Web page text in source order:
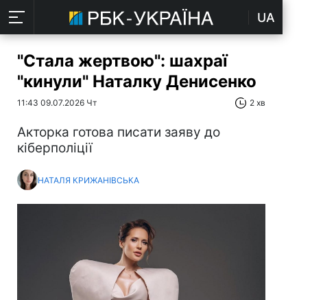
UA
"Стала жертвою": шахраї
"кинули" Наталку Денисенко
11:43 09.07.2026 Чт 2 хв
Акторка готова писати заяву до
кіберполіції
НАТАЛЯ КРИЖАНІВСЬКА